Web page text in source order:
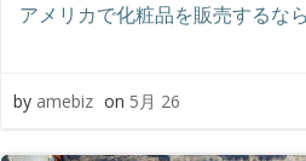
アメリカで化粧品を販売するな
by amebiz on 5月 26